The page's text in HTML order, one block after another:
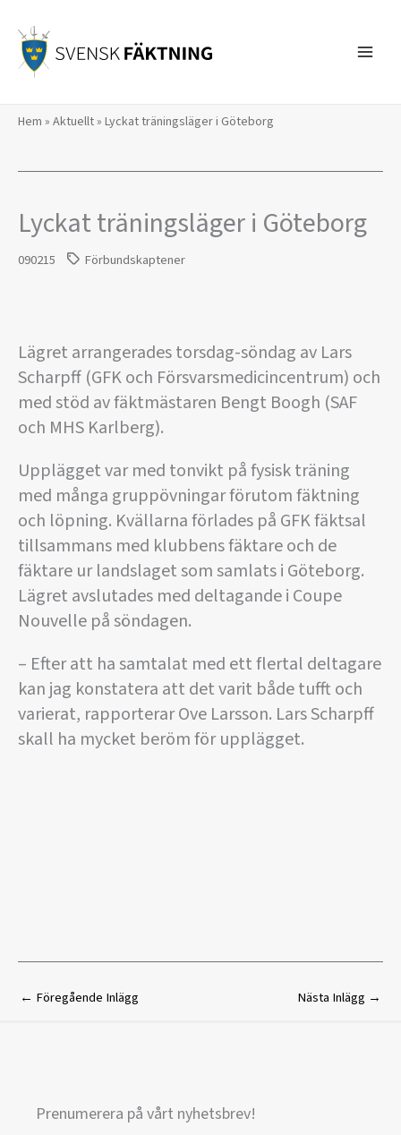
innehåll
Hem » Aktuellt» Lyckat träningsläger i Göteborg
Lyckat träningsläger i Göteborg
090215 Förbundskaptener
Lägret arrangerades torsdag-söndag av Lars
Scharpff (GFK och Försvarsmedicincentrum) och
med stöd av fäktmästaren Bengt Boogh (SAF
och MHS Karlberg).
Upplägget var med tonvikt på fysisk träning
med många gruppövningar förutom fäktning
och löpning. Kvällarna förlades på GFK fäktsal
tillsammans med klubbens fäktare och de
fäktare ur landslaget som samlats i Göteborg.
Lägret avslutades med deltagande i Coupe
Nouvelle på söndagen.
– Efter att ha samtalat med ett flertal deltagare
kan jag konstatera att det varit både tufft och
varierat, rapporterar Ove Larsson. Lars Scharpff
skall ha mycket beröm för upplägget.
← Föregående Inlägg Nästa Inlägg →
Prenumerera på vårt nyhetsbrev!